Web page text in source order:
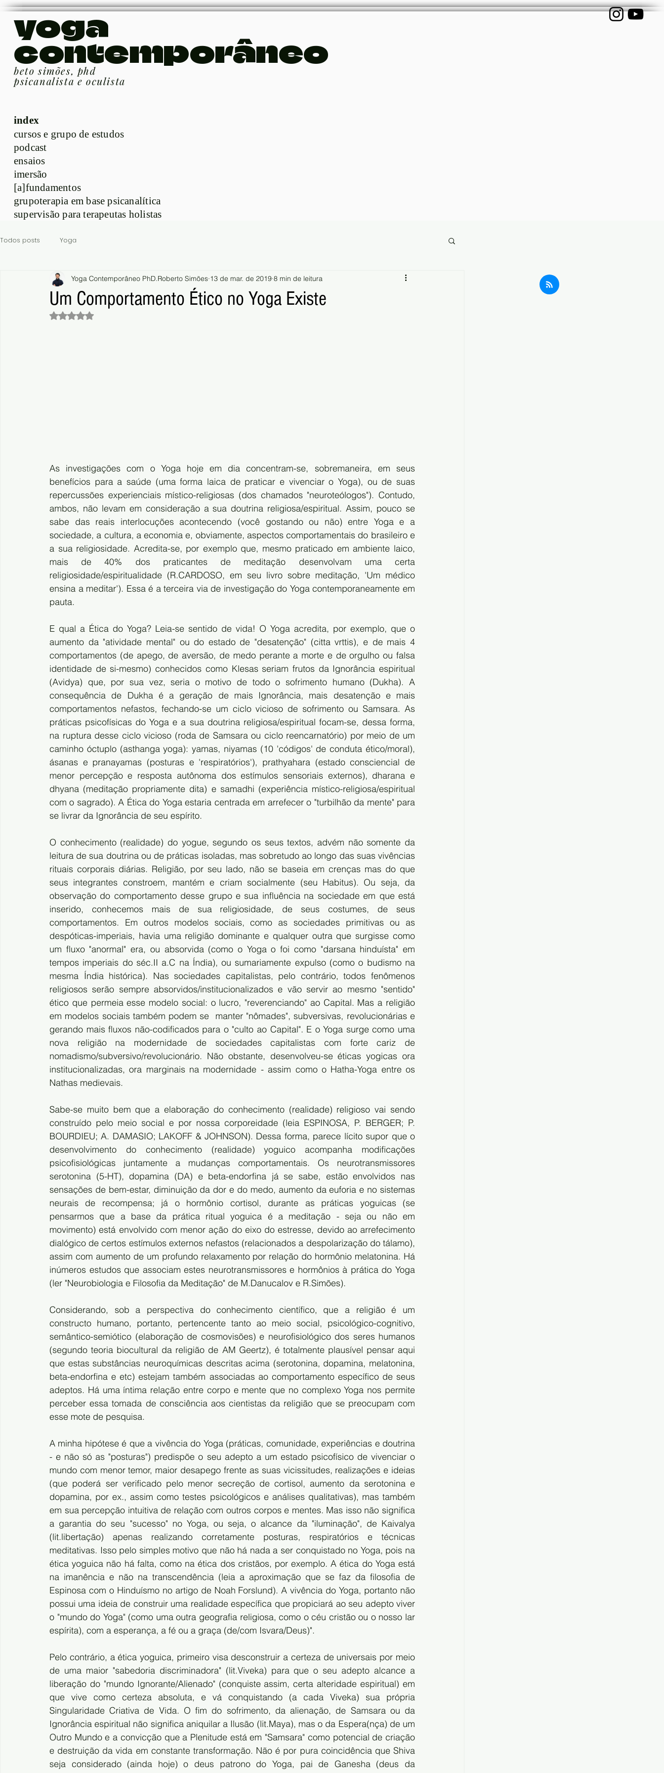
yoga
contemporâneo
beto simões, phd
psicanalista e oculista
index
cursos e grupo de estudos
podcast
ensaios
imersão
[a]fundamentos
grupoterapia em base psicanalítica
supervisão para terapeutas holistas
Todos posts Yoga
Um Comportamento Ético no Yoga Existe
Yoga Contemporâneo PhD.Roberto Simões 13 de mar. de 2019 8 min de leitura
Avaliado com NaN de 5 estrelas.
As investigações com o Yoga hoje em dia concentram-se, sobremaneira, em seus
benefícios para a saúde (uma forma laica de praticar e vivenciar o Yoga), ou de suas
repercussões experienciais místico-religiosas (dos chamados "neuroteólogos"). Contudo,
ambos, não levam em consideração a sua doutrina religiosa/espiritual. Assim, pouco se
sabe das reais interlocuções acontecendo (você gostando ou não) entre Yoga e a
sociedade, a cultura, a economia e, obviamente, aspectos comportamentais do brasileiro e
a sua religiosidade. Acredita-se, por exemplo que, mesmo praticado em ambiente laico,
mais de 40% dos praticantes de meditação desenvolvam uma certa
religiosidade/espiritualidade (R.CARDOSO, em seu livro sobre meditação, 'Um médico
ensina a meditar'). Essa é a terceira via de investigação do Yoga contemporaneamente em
pauta.
E qual a Ética do Yoga? Leia-se sentido de vida! O Yoga acredita, por exemplo, que o
aumento da "atividade mental" ou do estado de "desatenção" (citta vrttis), e de mais 4
comportamentos (de apego, de aversão, de medo perante a morte e de orgulho ou falsa
identidade de si-mesmo) conhecidos como Klesas seriam frutos da Ignorância espiritual
(Avidya) que, por sua vez, seria o motivo de todo o sofrimento humano (Dukha). A
consequência de Dukha é a geração de mais Ignorância, mais desatenção e mais
comportamentos nefastos, fechando-se um ciclo vicioso de sofrimento ou Samsara. As
práticas psicofísicas do Yoga e a sua doutrina religiosa/espiritual focam-se, dessa forma,
na ruptura desse ciclo vicioso (roda de Samsara ou ciclo reencarnatório) por meio de um
caminho óctuplo (asthanga yoga): yamas, niyamas (10 'códigos' de conduta ético/moral),
ásanas e pranayamas (posturas e 'respiratórios'), prathyahara (estado consciencial de
menor percepção e resposta autônoma dos estímulos sensoriais externos), dharana e
dhyana (meditação propriamente dita) e samadhi (experiência místico-religiosa/espiritual
com o sagrado). A Ética do Yoga estaria centrada em arrefecer o "turbilhão da mente" para
se livrar da Ignorância de seu espírito.
O conhecimento (realidade) do yogue, segundo os seus textos, advém não somente da
leitura de sua doutrina ou de práticas isoladas, mas sobretudo ao longo das suas vivências
rituais corporais diárias. Religião, por seu lado, não se baseia em crenças mas do que
seus integrantes constroem, mantém e criam socialmente (seu Habitus). Ou seja, da
observação do comportamento desse grupo e sua influência na sociedade em que está
inserido, conhecemos mais de sua religiosidade, de seus costumes, de seus
comportamentos. Em outros modelos sociais, como as sociedades primitivas ou as
despóticas-imperiais, havia uma religião dominante e qualquer outra que surgisse como
um fluxo "anormal" era, ou absorvida (como o Yoga o foi como "darsana hinduísta" em
tempos imperiais do séc.II a.C na Índia), ou sumariamente expulso (como o budismo na
mesma Índia histórica). Nas sociedades capitalistas, pelo contrário, todos fenômenos
religiosos serão sempre absorvidos/institucionalizados e vão servir ao mesmo "sentido"
ético que permeia esse modelo social: o lucro, "reverenciando" ao Capital. Mas a religião
em modelos sociais também podem se  manter "nômades", subversivas, revolucionárias e
gerando mais fluxos não-codificados para o "culto ao Capital". E o Yoga surge como uma
nova religião na modernidade de sociedades capitalistas com forte cariz de
nomadismo/subversivo/revolucionário. Não obstante, desenvolveu-se éticas yogicas ora
institucionalizadas, ora marginais na modernidade - assim como o Hatha-Yoga entre os
Nathas medievais.
Sabe-se muito bem que a elaboração do conhecimento (realidade) religioso vai sendo
construído pelo meio social e por nossa corporeidade (leia ESPINOSA, P. BERGER; P.
BOURDIEU; A. DAMASIO; LAKOFF & JOHNSON). Dessa forma, parece lícito supor que o
desenvolvimento do conhecimento (realidade) yoguico acompanha modificações
psicofisiológicas juntamente a mudanças comportamentais. Os neurotransmissores
serotonina (5-HT), dopamina (DA) e beta-endorfina já se sabe, estão envolvidos nas
sensações de bem-estar, diminuição da dor e do medo, aumento da euforia e no sistemas
neurais de recompensa; já o hormônio cortisol, durante as práticas yoguicas (se
pensarmos que a base da prática ritual yoguica é a meditação - seja ou não em
movimento) está envolvido com menor ação do eixo do estresse, devido ao arrefecimento
dialógico de certos estímulos externos nefastos (relacionados a despolarização do tálamo),
assim com aumento de um profundo relaxamento por relação do hormônio melatonina. Há
inúmeros estudos que associam estes neurotransmissores e hormônios à prática do Yoga
(ler "Neurobiologia e Filosofia da Meditação" de M.Danucalov e R.Simões).
Considerando, sob a perspectiva do conhecimento científico, que a religião é um
constructo humano, portanto, pertencente tanto ao meio social, psicológico-cognitivo,
semântico-semiótico (elaboração de cosmovisões) e neurofisiológico dos seres humanos
(segundo teoria biocultural da religião de AM Geertz), é totalmente plausível pensar aqui
que estas substâncias neuroquímicas descritas acima (serotonina, dopamina, melatonina,
beta-endorfina e etc) estejam também associadas ao comportamento específico de seus
adeptos. Há uma íntima relação entre corpo e mente que no complexo Yoga nos permite
perceber essa tomada de consciência aos cientistas da religião que se preocupam com
esse mote de pesquisa.
A minha hipótese é que a vivência do Yoga (práticas, comunidade, experiências e doutrina
- e não só as "posturas") predispõe o seu adepto a um estado psicofísico de vivenciar o
mundo com menor temor, maior desapego frente as suas vicissitudes, realizações e ideias
(que poderá ser verificado pelo menor secreção de cortisol, aumento da serotonina e
dopamina, por ex., assim como testes psicológicos e análises qualitativas), mas também
em sua percepção intuitiva de relação com outros corpos e mentes. Mas isso não significa
a garantia do seu "sucesso" no Yoga, ou seja, o alcance da "iluminação", de Kaivalya
(lit.libertação) apenas realizando corretamente posturas, respiratórios e técnicas
meditativas. Isso pelo simples motivo que não há nada a ser conquistado no Yoga, pois na
ética yoguica não há falta, como na ética dos cristãos, por exemplo. A ética do Yoga está
na imanência e não na transcendência (leia a aproximação que se faz da filosofia de
Espinosa com o Hinduísmo no artigo de Noah Forslund). A vivência do Yoga, portanto não
possui uma ideia de construir uma realidade específica que propiciará ao seu adepto viver
o "mundo do Yoga" (como uma outra geografia religiosa, como o céu cristão ou o nosso lar
espírita), com a esperança, a fé ou a graça (de/com Isvara/Deus)".
Pelo contrário, a ética yoguica, primeiro visa desconstruir a certeza de universais por meio
de uma maior "sabedoria discriminadora" (lit.Viveka) para que o seu adepto alcance a
liberação do "mundo Ignorante/Alienado" (conquiste assim, certa alteridade espiritual) em
que vive como certeza absoluta, e vá conquistando (a cada Viveka) sua própria
Singularidade Criativa de Vida. O fim do sofrimento, da alienação, de Samsara ou da
Ignorância espiritual não significa aniquilar a Ilusão (lit.Maya), mas o da Espera(nça) de um
Outro Mundo e a convicção que a Plenitude está em "Samsara" como potencial de criação
e destruição da vida em constante transformação. Não é por pura coincidência que Shiva
seja considerado (ainda hoje) o deus patrono do Yoga, pai de Ganesha (deus da